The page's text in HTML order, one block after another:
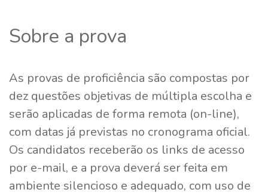
Sobre a prova
As provas de proficiência são compostas por
dez questões objetivas de múltipla escolha e
serão aplicadas de forma remota (on-line),
com datas já previstas no cronograma oficial.
Os candidatos receberão os links de acesso
por e-mail, e a prova deverá ser feita em
ambiente silencioso e adequado, com uso de